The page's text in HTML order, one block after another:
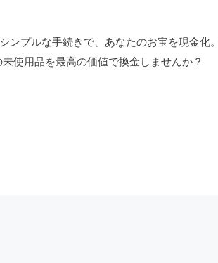
ンプルな手続きで、あなたのお宝を現金化
使用品を最高の価値で換金しませんか？